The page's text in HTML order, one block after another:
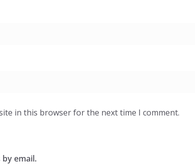
in this browser for the next time I comment.
email.